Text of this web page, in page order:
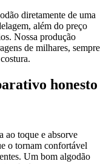
diretamente de uma
além do preço
Nossa produção
de milhares, sempre
honesto
ao toque e absorve
o tornam confortável
Um bom algodão